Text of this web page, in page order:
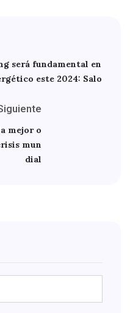
será fundamental en
este 2024: Salo
mejor o
mun
dial